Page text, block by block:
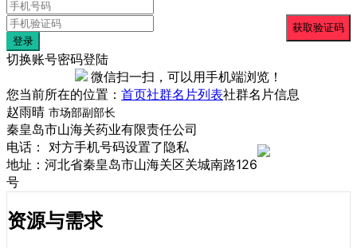
登录
切换账号密码登陆
微信扫一扫，可以用手机端浏览！
您当前所在的位置： 首页社群名片列表社群名片信息
赵雨晴 市场部副部长
秦皇岛市山海关药业有限责任公司
电话： 对方手机号码设置了隐私
地址：河北省秦皇岛市山海关区关城南路126
号
资源与需求